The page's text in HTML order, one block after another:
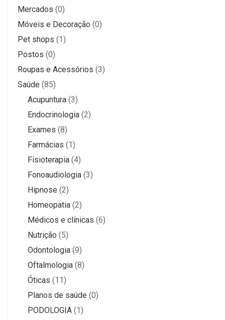
Mercados (0)
Móveis e Decoração (0)
Pet shops (1)
Postos (0)
Roupas e Acessórios (3)
Saúde (85)
Acupuntura (3)
Endocrinologia (2)
Exames (8)
Farmácias (1)
Fisioterapia (4)
Fonoaudiologia (3)
Hipnose (2)
Homeopatia (2)
Médicos e clínicas (6)
Nutrição (5)
Odontologia (9)
Oftalmologia (8)
Óticas (11)
Planos de saúde (0)
PODOLOGIA (1)